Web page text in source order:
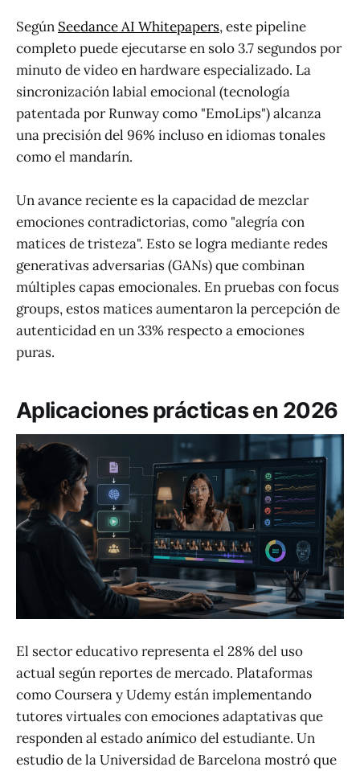
Según Seedance AI Whitepapers, este pipeline
completo puede ejecutarse en solo 3.7 segundos por
minuto de video en hardware especializado. La
sincronización labial emocional (tecnología
patentada por Runway como "EmoLips") alcanza
una precisión del 96% incluso en idiomas tonales
como el mandarín.
Un avance reciente es la capacidad de mezclar
emociones contradictorias, como "alegría con
matices de tristeza". Esto se logra mediante redes
generativas adversarias (GANs) que combinan
múltiples capas emocionales. En pruebas con focus
groups, estos matices aumentaron la percepción de
autenticidad en un 33% respecto a emociones
puras.
Aplicaciones prácticas en 2026
El sector educativo representa el 28% del uso
actual según reportes de mercado. Plataformas
como Coursera y Udemy están implementando
tutores virtuales con emociones adaptativas que
responden al estado anímico del estudiante. Un
estudio de la Universidad de Barcelona mostró que